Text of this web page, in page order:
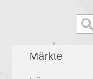
Märkte